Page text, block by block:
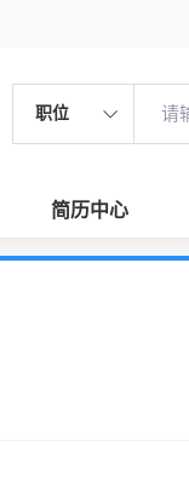
职位
简历中心